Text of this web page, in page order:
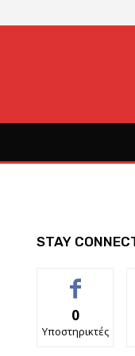
STAY
0
Υποστηρικτές